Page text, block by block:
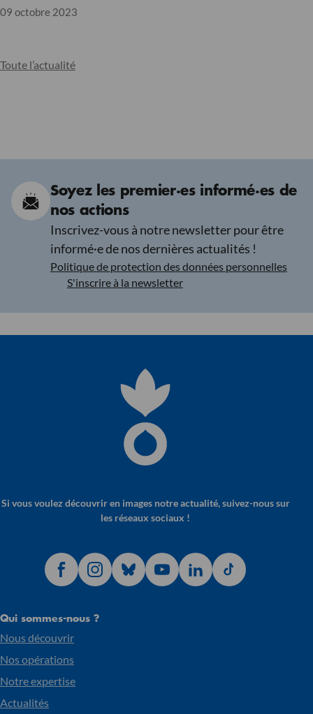
Toute l’actualité
09 octobre 2023
Soyez les premier·es informé·es de
nos actions
Inscrivez-vous à notre newsletter pour être
informé·e de nos dernières actualités !
Politique de protection des données personnelles
S'inscrire à la newsletter
Si vous voulez découvrir en images notre actualité, suivez-nous sur
les réseaux sociaux !
Qui sommes-nous ?
Nous découvrir
Nos opérations
Notre expertise
Actualités